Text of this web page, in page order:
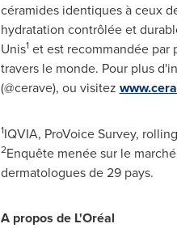
céramides identiques à ceux
hydratation contrôlée et
Unis1et est recommandée par
travers le monde. Pour plus
(@cerave), ou visitez
1IQVIA, ProVoice Survey,
2Enquête menée sur le
dermatologues de 29 pays.
A propos de L'Oréal